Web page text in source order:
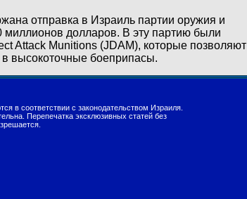
отправка в Израиль партии оружия и
долларов. В эту партию были
Attack Munitions (JDAM), которые позволяют
высокоточные боеприпасы.
в соответствии с законодательством Израиля.
Перепечатка эксклюзивных статей без